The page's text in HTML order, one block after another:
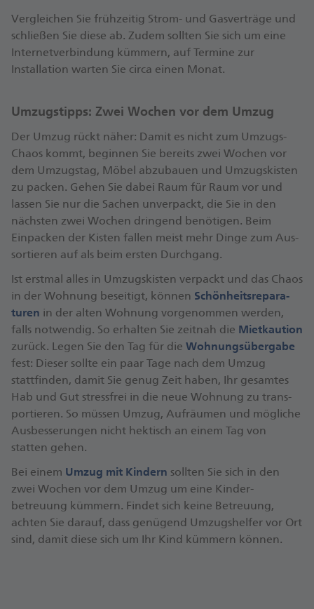
Ver­gleichen Sie frühzeitig Strom- und Gas­verträge und
schließen Sie diese ab. Zudem sollten Sie sich um eine
Inter­net­ver­bindung kümmern, auf Termine zur
Installation warten Sie circa einen Monat.
Umzugstipps: Zwei Wochen vor dem Umzug
Der Umzug rückt näher: Damit es nicht zum Umzugs-
Chaos kommt, beginnen Sie bereits zwei Wochen vor
dem Umzugs­tag, Möbel abzu­bauen und Umzugs­kisten
zu packen. Gehen Sie dabei Raum für Raum vor und
lassen Sie nur die Sachen unverpackt, die Sie in den
nächsten zwei Wochen dringend benötigen. Beim
Einpacken der Kisten fallen meist mehr Dinge zum Aus­
sortieren auf als beim ersten Durch­gang.
Ist erstmal alles in Umzugs­kisten verpackt und das Chaos
in der Wohnung beseitigt, können Schön­heits­repara­
turen in der alten Wohnung vor­genommen werden,
falls notwendig. So erhalten Sie zeitnah die Miet­kaution
zurück. Legen Sie den Tag für die Wohnungs­übergabe
fest: Dieser sollte ein paar Tage nach dem Umzug
stattfinden, damit Sie genug Zeit haben, Ihr gesamtes
Hab und Gut stress­frei in die neue Wohnung zu trans­
portieren. So müssen Umzug, Auf­räumen und mögliche
Aus­besserungen nicht hektisch an einem Tag von
statten gehen.
Bei einem Umzug mit Kindern sollten Sie sich in den
zwei Wochen vor dem Umzug um eine Kinder­
betreuung kümmern. Findet sich keine Betreuung,
achten Sie darauf, dass genügend Umzugs­helfer vor Ort
sind, damit diese sich um Ihr Kind kümmern können.